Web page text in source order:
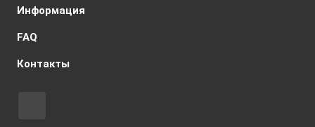
Информация
FAQ
Контакты